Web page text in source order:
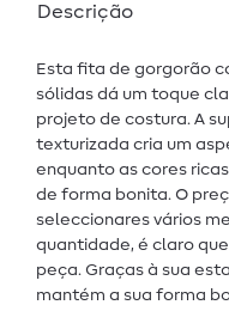
Descrição
Esta fita de gorgorão
sólidas dá um toque
projeto de costura. A
texturizada cria um
enquanto as cores
de forma bonita. O
seleccionares vários
quantidade, é claro
peça. Graças à sua
mantém a sua forma